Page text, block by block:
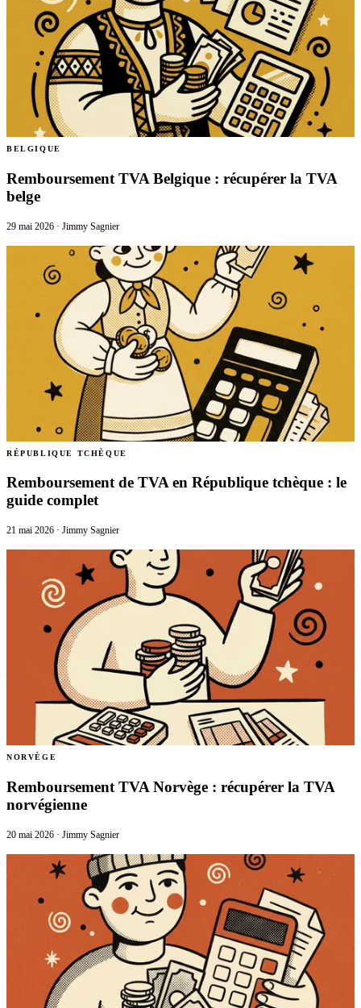
BELGIQUE
Remboursement TVA Belgique : récupérer la TVA
belge
29 mai 2026 · Jimmy Sagnier
RÉPUBLIQUE TCHÈQUE
Remboursement de TVA en République tchèque : le
guide complet
21 mai 2026 · Jimmy Sagnier
NORVÈGE
Remboursement TVA Norvège : récupérer la TVA
norvégienne
20 mai 2026 · Jimmy Sagnier